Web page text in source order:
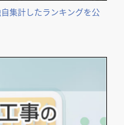
集計したランキングを公